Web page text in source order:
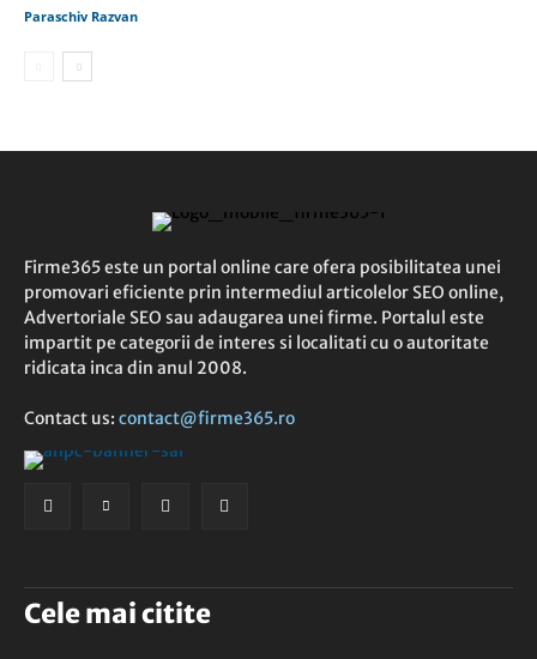
Paraschiv Razvan
Firme365 este un portal online care ofera posibilitatea unei
promovari eficiente prin intermediul articolelor SEO online,
Advertoriale SEO sau adaugarea unei firme. Portalul este
impartit pe categorii de interes si localitati cu o autoritate
ridicata inca din anul 2008.
Contact us: contact@firme365.ro
Cele mai citite